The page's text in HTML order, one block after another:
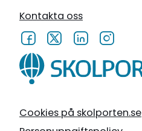
Cookies på skolporten.se
Kontakta oss